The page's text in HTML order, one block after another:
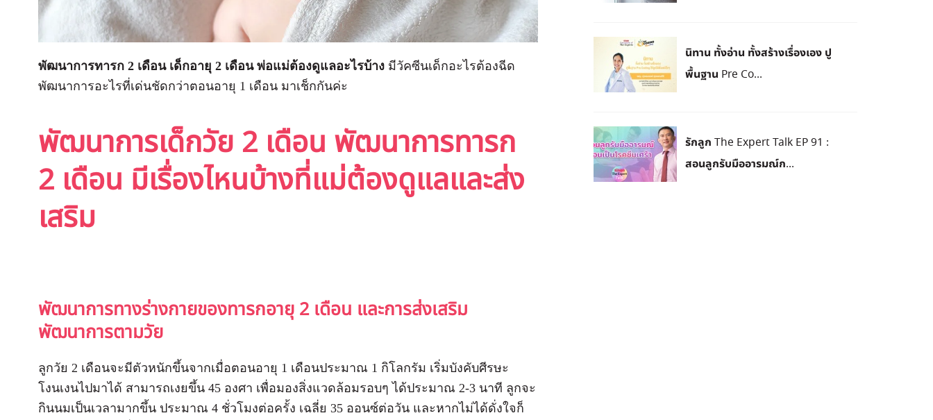
พัฒนาการทารก 2 เดือน เด็กอายุ 2 เดือน พ่อแม่ต้องดูแลอะไรบ้าง มีวัคซีนเด็กอะไรต้องฉีด
พัฒนาการอะไรที่เด่นชัดกว่าตอนอายุ 1 เดือน มาเช็กกันค่ะ
พัฒนาการเด็กวัย 2 เดือน พัฒนาการทารก
2 เดือน มีเรื่องไหนบ้างที่แม่ต้องดูแลและส่ง
เสริม
พัฒนาการทางร่างกายของทารกอายุ 2 เดือน และการส่งเสริม
พัฒนาการตามวัย
ลูกวัย 2 เดือนจะมีตัวหนักขึ้นจากเมื่อตอนอายุ 1 เดือนประมาณ 1 กิโลกรัม เริ่มบังคับศีรษะ
โงนเงนไปมาได้ สามารถเงยขึ้น 45 องศา เพื่อมองสิ่งแวดล้อมรอบๆ ได้ประมาณ 2-3 นาที ลูกจะ
กินนมเป็นเวลามากขึ้น ประมาณ 4 ชั่วโมงต่อครั้ง เฉลี่ย 35 ออนซ์ต่อวัน และหากไม่ได้ดั่งใจก็
นิทาน ทั้งอ่าน ทั้งสร้างเรื่องเอง ปู
พื้นฐาน Pre Co...
รักลูก The Expert Talk EP 91 :
สอนลูกรับมืออารมณ์ก...